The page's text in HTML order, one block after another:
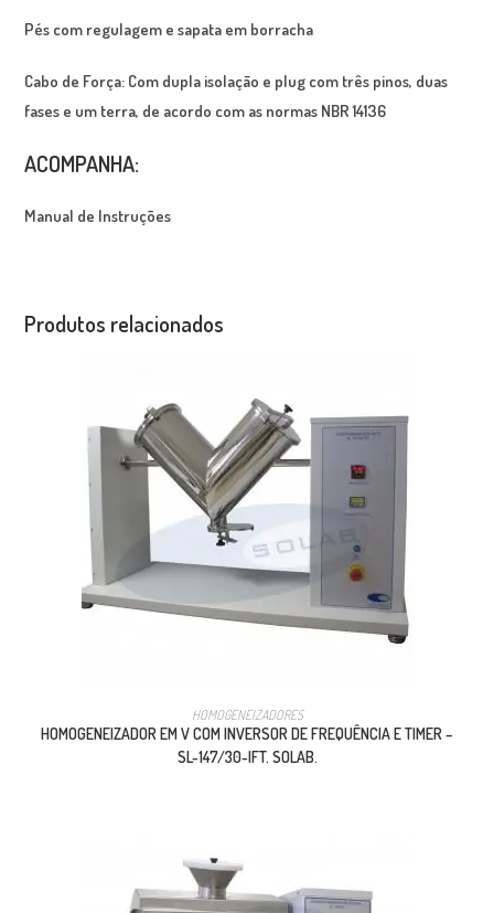
Pés com regulagem e sapata em borracha
Cabo de Força: Com dupla isolação e plug com três pinos, duas
fases e um terra, de acordo com as normas NBR 14136
ACOMPANHA:
Manual de Instruções
Produtos relacionados
HOMOGENEIZADORES
HOMOGENEIZADOR EM V COM INVERSOR DE FREQUÊNCIA E TIMER –
SL-147/30-IFT. SOLAB.